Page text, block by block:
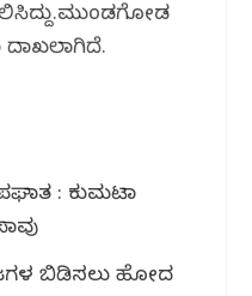
: ಕುಮಟಾ
ಬಿಡಿಸಲು ಹೋದ